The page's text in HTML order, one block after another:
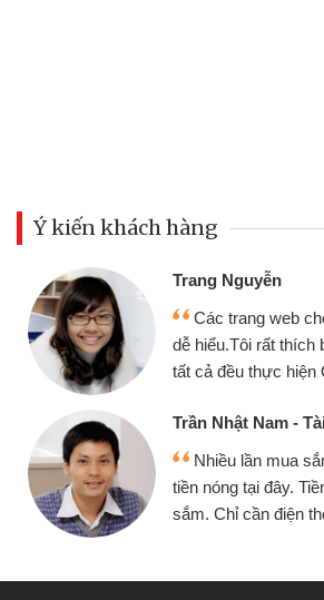
Ý kiến khách hàng
dụng thân thiện,
nhanh chóng
suất rất tốt
mặt mình đều vay
lại tiếp tục mua
được